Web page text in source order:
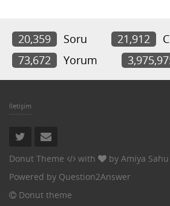
20,359 Soru 21,912
73,672
Yorum
İletişim
Donut Theme with by Amiya Sahu
Powered by Question2Answer
Donut theme